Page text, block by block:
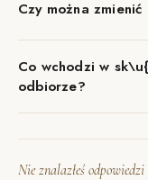
Czy można
Co wchodzi w
odbiorze?
Nie znalazłeś